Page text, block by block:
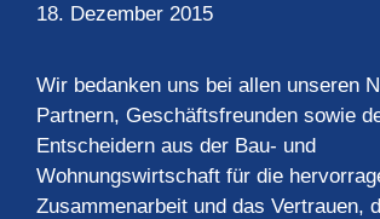
18. Dezember 2015
Wir bedanken uns bei allen unseren
Partnern, Geschäftsfreunden sowie
Entscheidern aus der Bau- und
Wohnungswirtschaft für die
Zusammenarbeit und das Vertrauen,